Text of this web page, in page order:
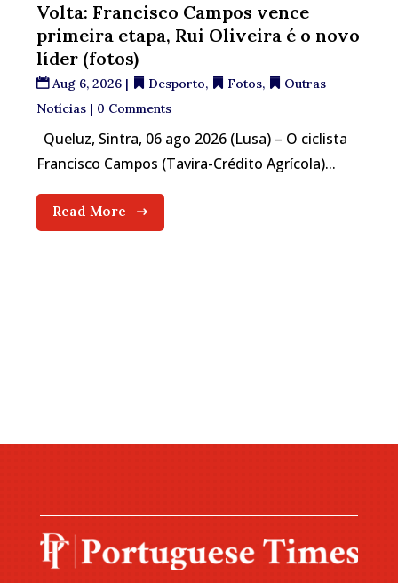
Volta: Francisco Campos vence
primeira etapa, Rui Oliveira é o novo
líder (fotos)
Aug 6, 2026 | Desporto, Fotos,
Outras
Notícias | 0 Comments
Queluz, Sintra, 06 ago 2026 (Lusa) – O ciclista
Francisco Campos (Tavira-Crédito Agrícola)...
Read More